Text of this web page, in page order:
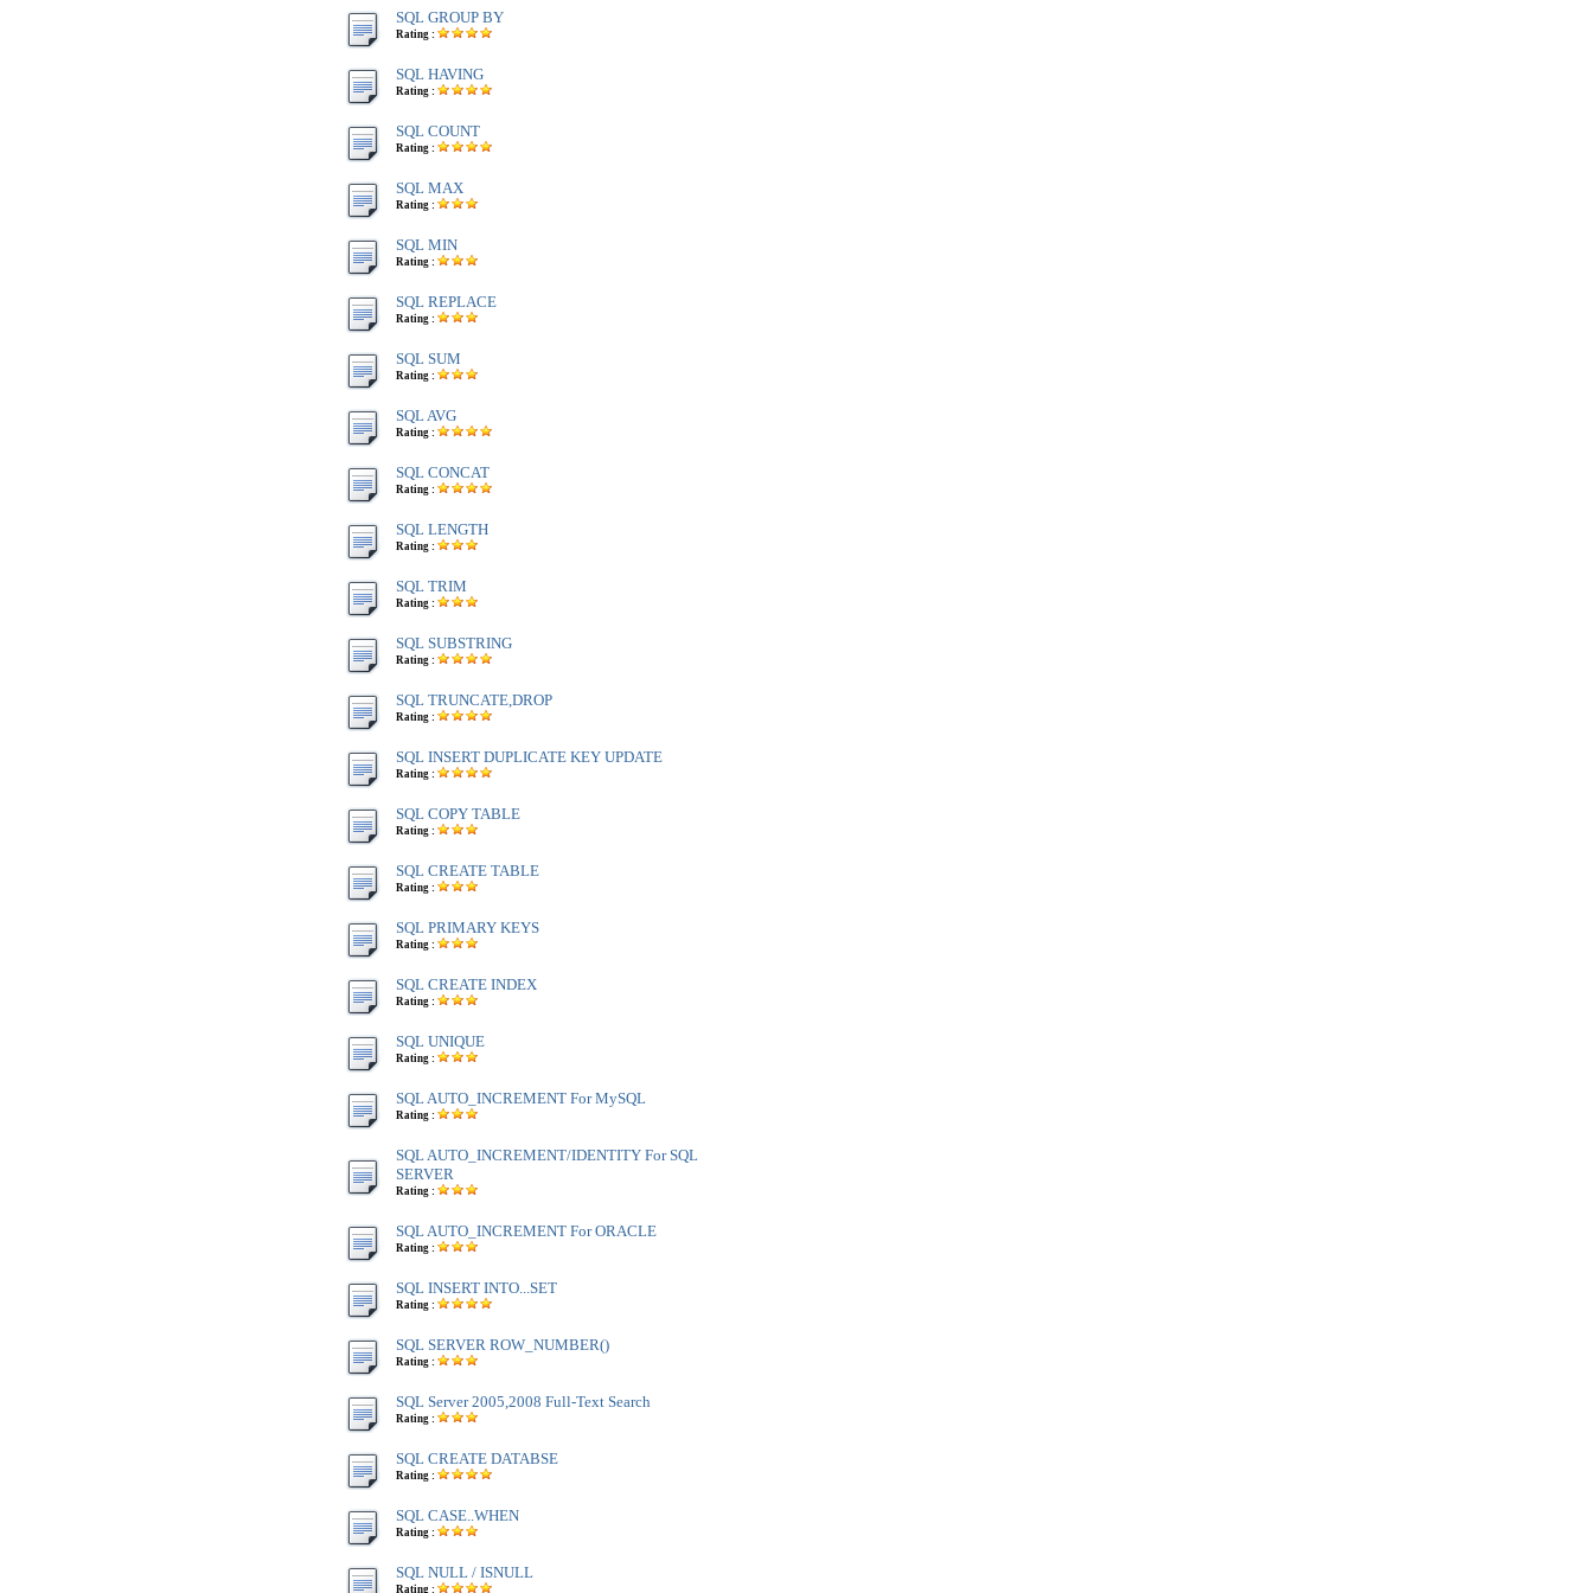
SQL GROUP BY
Rating :
SQL HAVING
Rating :
SQL COUNT
Rating :
SQL MAX
Rating :
SQL MIN
Rating :
SQL REPLACE
Rating :
SQL SUM
Rating :
SQL AVG
Rating :
SQL CONCAT
Rating :
SQL LENGTH
Rating :
SQL TRIM
Rating :
SQL SUBSTRING
Rating :
SQL TRUNCATE,DROP
Rating :
SQL INSERT DUPLICATE KEY UPDATE
Rating :
SQL COPY TABLE
Rating :
SQL CREATE TABLE
Rating :
SQL PRIMARY KEYS
Rating :
SQL CREATE INDEX
Rating :
SQL UNIQUE
Rating :
SQL AUTO_INCREMENT For MySQL
Rating :
SQL AUTO_INCREMENT/IDENTITY For SQL
SERVER
Rating :
SQL AUTO_INCREMENT For ORACLE
Rating :
SQL INSERT INTO...SET
Rating :
SQL SERVER ROW_NUMBER()
Rating :
SQL Server 2005,2008 Full-Text Search
Rating :
SQL CREATE DATABSE
Rating :
SQL CASE..WHEN
Rating :
SQL NULL / ISNULL
Rating :